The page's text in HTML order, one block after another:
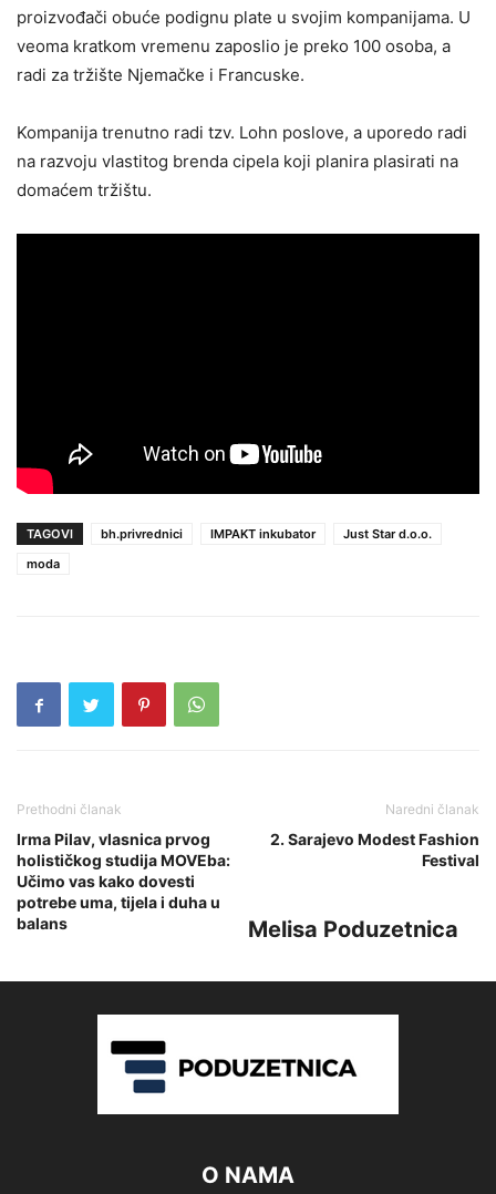
proizvođači obuće podignu plate u svojim kompanijama. U
veoma kratkom vremenu zaposlio je preko 100 osoba, a
radi za tržište Njemačke i Francuske.
Kompanija trenutno radi tzv. Lohn poslove, a uporedo radi
na razvoju vlastitog brenda cipela koji planira plasirati na
domaćem tržištu.
TAGOVI bh.privrednici IMPAKT inkubator
Just Star d.o.o.
moda
Prethodni članak
Irma Pilav, vlasnica prvog
holističkog studija MOVEba:
Učimo vas kako dovesti
potrebe uma, tijela i duha u
balans
Naredni članak
2. Sarajevo Modest Fashion
Festival
Melisa Poduzetnica
O NAMA